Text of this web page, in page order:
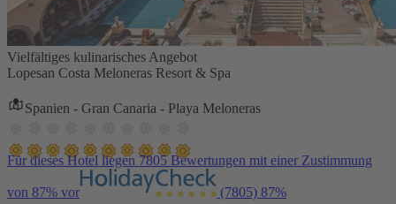
Vielfältiges kulinarisches Angebot
Lopesan Costa Meloneras Resort & Spa
Spanien - Gran Canaria - Playa Meloneras
Für dieses Hotel liegen 7805 Bewertungen mit einer Zustimmung
von 87% vor (7805) 87%